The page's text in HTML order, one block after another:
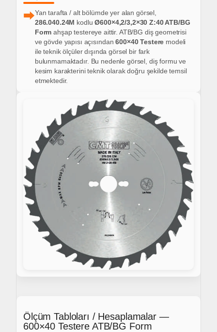
⮕Yan tarafta / alt bölümde yer alan görsel,
286.040.24M kodlu Ø600×4,2/3,2×30 Z:40 ATB/BG
Form ahşap testereye aittir. ATB/BG diş geometrisi
ve gövde yapısı açısından 600×40 Testere modeli
ile teknik ölçüler dışında görsel bir fark
bulunmamaktadır. Bu nedenle görsel, diş formu ve
kesim karakteriniteknik olarak doğru şekilde temsil
etmektedir.
Ölçüm Tabloları / Hesaplamalar —
600×40 Testere ATB/BG Form